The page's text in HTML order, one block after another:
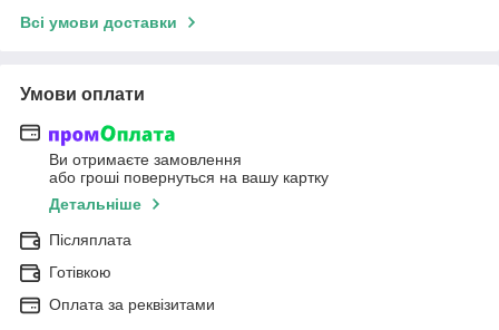
Всі умови доставки
Умови оплати
Ви отримаєте замовлення
або гроші повернуться на вашу картку
Детальніше
Післяплата
Готівкою
Оплата за реквізитами